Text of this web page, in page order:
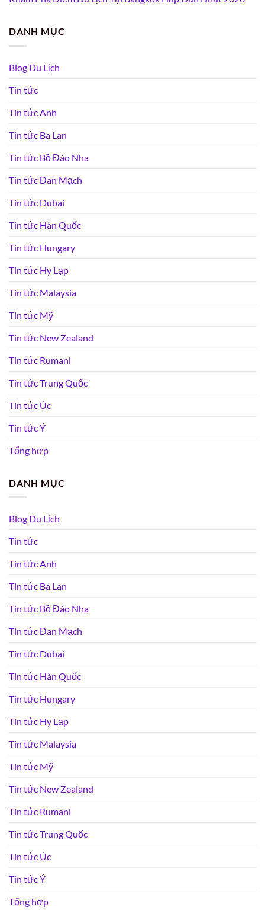
DANH MỤC
Blog Du Lịch
Tin tức
Tin tức Anh
Tin tức Ba Lan
Tin tức Bồ Đào Nha
Tin tức Đan Mạch
Tin tức Dubai
Tin tức Hàn Quốc
Tin tức Hungary
Tin tức Hy Lạp
Tin tức Malaysia
Tin tức Mỹ
Tin tức New Zealand
Tin tức Rumani
Tin tức Trung Quốc
Tin tức Úc
Tin tức Ý
Tổng hợp
DANH MỤC
Blog Du Lịch
Tin tức
Tin tức Anh
Tin tức Ba Lan
Tin tức Bồ Đào Nha
Tin tức Đan Mạch
Tin tức Dubai
Tin tức Hàn Quốc
Tin tức Hungary
Tin tức Hy Lạp
Tin tức Malaysia
Tin tức Mỹ
Tin tức New Zealand
Tin tức Rumani
Tin tức Trung Quốc
Tin tức Úc
Tin tức Ý
Tổng hợp